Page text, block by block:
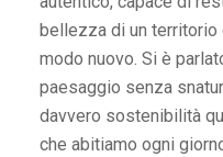
bellezza di un
modo nuovo. Si è
paesaggio senza
davvero sostenibilità
che abitiamo ogni